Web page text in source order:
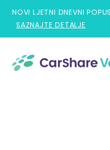
content
NOVI LJETNI DNEVNI
SAZNAJTE DETALJE